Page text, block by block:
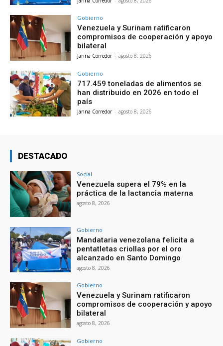
Gobierno
Venezuela y Surinam ratificaron
compromisos de cooperación y apoyo
bilateral
Janna Corredor - agosto 8, 2026
Gobierno
717.459 toneladas de alimentos se
han distribuido en 2026 en todo el
país
Janna Corredor - agosto 8, 2026
DESTACADO
Social
Venezuela supera el 79% en la
práctica de la lactancia materna
agosto 8, 2026
Gobierno
Mandataria venezolana felicita a
pentatletas criollas por el oro
alcanzado en Santo Domingo
agosto 8, 2026
Gobierno
Venezuela y Surinam ratificaron
compromisos de cooperación y apoyo
bilateral
agosto 8, 2026
Gobierno